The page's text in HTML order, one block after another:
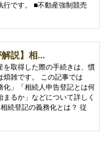
行です。 ■不動産強制競売
解説】相...
を取得した際の手続きは、慣
煩雑です。 この記事では
化」「相続人申告登記とは何
まるか」などについて詳しく
続登記の義務化とは？ 従